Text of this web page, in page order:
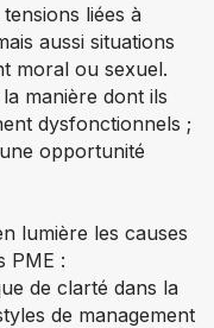
liées à
aussi situations
moral ou sexuel.
manière dont ils
dysfonctionnels ;
opportunité
lumière les causes
PME :
de clarté dans la
de management